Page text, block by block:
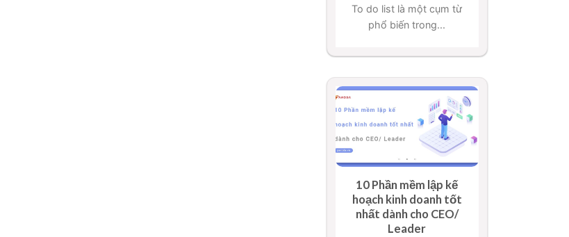
To do list là một cụm từ
phổ biến trong...
10 Phần mềm lập kế
hoạch kinh doanh tốt
nhất dành cho CEO/
Leader